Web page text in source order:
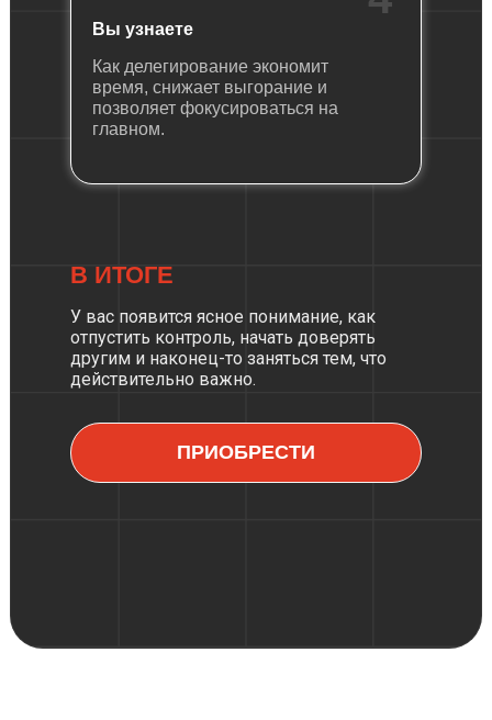
В ИТОГЕ
У вас появится ясное понимание, как
отпустить контроль, начать доверять
другим и наконец-то заняться тем, что
действительно важно.
ПРИОБРЕСТИ
Вы узнаете
Как делегирование экономит
время, снижает выгорание и
позволяет фокусироваться на
главном.